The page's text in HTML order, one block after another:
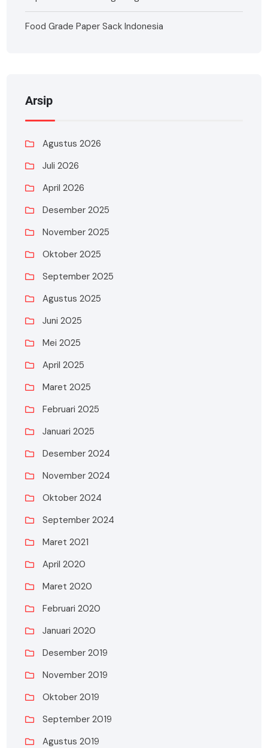
Food Grade Paper Sack Indonesia
Arsip
Agustus 2026
Juli 2026
April 2026
Desember 2025
November 2025
Oktober 2025
September 2025
Agustus 2025
Juni 2025
Mei 2025
April 2025
Maret 2025
Februari 2025
Januari 2025
Desember 2024
November 2024
Oktober 2024
September 2024
Maret 2021
April 2020
Maret 2020
Februari 2020
Januari 2020
Desember 2019
November 2019
Oktober 2019
September 2019
Agustus 2019